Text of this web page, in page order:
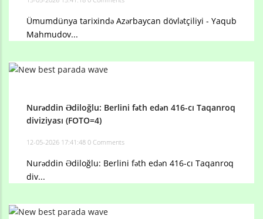
Ümumdünya tarixində Azərbaycan dövlətçiliyi - Yaqub
Mahmudov...
Nurəddin Ədiloğlu: Berlini fəth edən 416-cı Taqanroq
diviziyası (FOTO=4)
12-05-2026 17:41:48 0 Comments
Nurəddin Ədiloğlu: Berlini fəth edən 416-cı Taqanroq
div...